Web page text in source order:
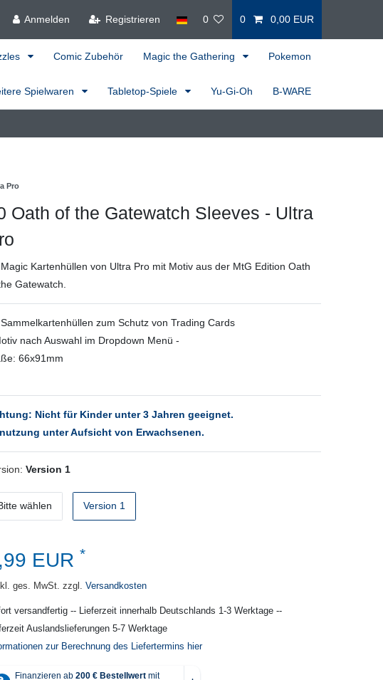
Anmelden Registrieren 0 0 0,00 EUR
Comic Zubehör Magic the Gathering Pokemon
Spielwaren Tabletop-Spiele Yu-Gi-Oh B-WARE
Pro
Oath of the Gatewatch Sleeves - Ultra
Kartenhüllen von Ultra Pro mit Motiv aus der MtG Edition Oath
Gatewatch.
zum Schutz von Trading Cards
nach Auswahl im Dropdown Menü -
66x91mm
Nicht für Kinder unter 3 Jahren geeignet.
unter Aufsicht von Erwachsenen.
Version 1
wählen Version 1
EUR *
ges. MwSt. zzgl. Versandkosten
versandfertig -- Lieferzeit innerhalb Deutschlands 1-3 Werktage --
Auslandslieferungen 5-7 Werktage
zur Berechnung des Liefertermins hier